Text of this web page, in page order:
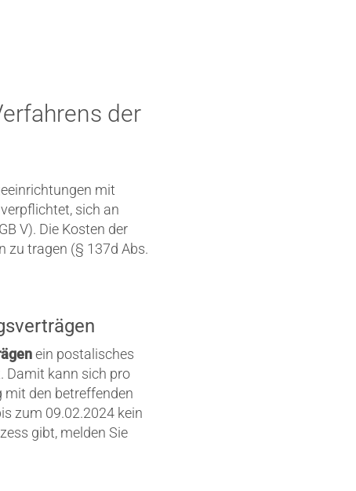
der
mit
sich an
V). Die Kosten der
zu tragen (§ 137d Abs.
ein postalisches
Damit kann sich pro
mit den betreffenden
zum 09.02.2024 kein
gibt, melden Sie